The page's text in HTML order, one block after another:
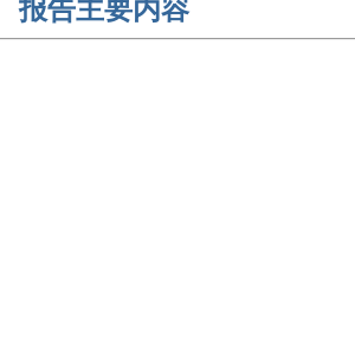
报告主要内容